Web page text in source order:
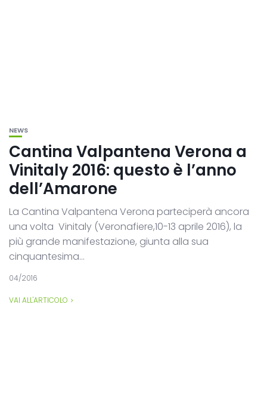
NEWS
Cantina Valpantena Verona a
Vinitaly 2016: questo è l’anno
dell’Amarone
La Cantina Valpantena Verona parteciperà ancora
una volta Vinitaly (Veronafiere,10-13 aprile 2016), la
più grande manifestazione, giunta alla sua
cinquantesima...
04/2016
VAI ALL'ARTICOLO